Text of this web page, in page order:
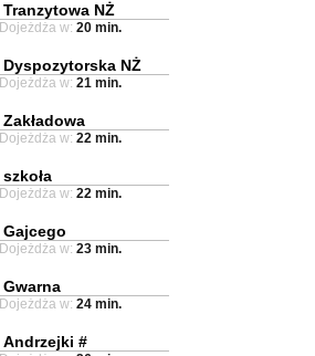
Tranzytowa NŻ
Dojeżdża w: 20 min.
Dyspozytorska NŻ
Dojeżdża w: 21 min.
Zakładowa
Dojeżdża w: 22 min.
szkoła
Dojeżdża w: 22 min.
Gajcego
Dojeżdża w: 23 min.
Gwarna
Dojeżdża w: 24 min.
Andrzejki #